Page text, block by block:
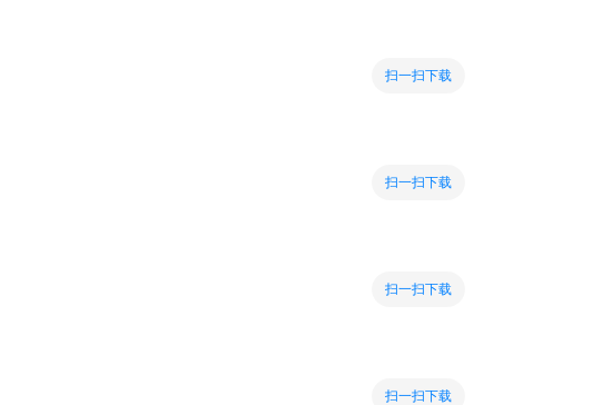
扫一扫下载
扫一扫下载
扫一扫下载
扫一扫下载